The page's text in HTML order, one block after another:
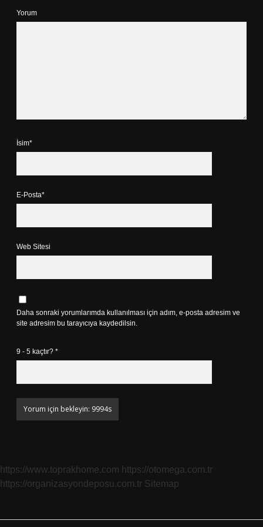
Yorum
İsim*
E-Posta*
Web Sitesi
Daha sonraki yorumlarımda kullanılması için adım, e-posta adresim ve
site adresim bu tarayıcıya kaydedilsin.
9 - 5 kaçtır? *
https://www.toprakhome.com https://otomega.com.tr
https://organizasyondeposu.com.tr Sitemap